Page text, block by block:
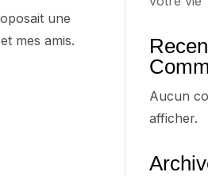
une
mes amis.
Aucun
afficher.